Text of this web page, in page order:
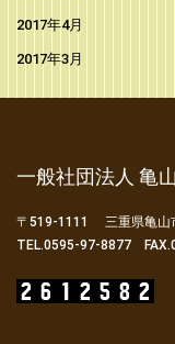
2017年4月
2017年3月
一般社団法人 亀
〒519-1111 三重県亀山
TEL.0595-97-8877